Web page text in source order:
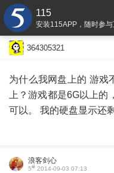
115
安装115APP，随时参与
364305321
为什么我网盘上的 游戏
上？游戏都是6G以上
可以。 我的硬盘显示还
浪客剑心
5# 2014-09-03 07:13